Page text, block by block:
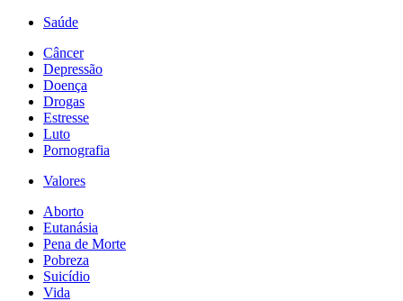
Saúde
Câncer
Depressão
Doença
Drogas
Estresse
Luto
Pornografia
Valores
Aborto
Eutanásia
Pena de Morte
Pobreza
Suicídio
Vida